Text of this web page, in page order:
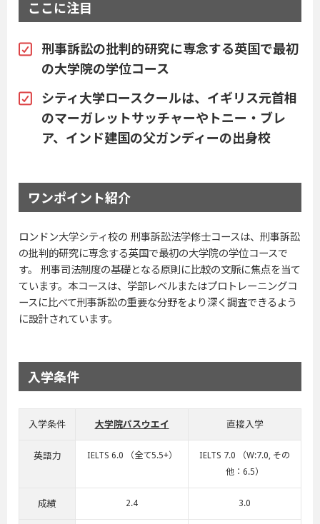
ここに注目
刑事訴訟の批判的研究に専念する英国で最初
の大学院の学位コース
シティ大学ロースクールは、イギリス元首相
のマーガレットサッチャーやトニー・ブレ
ア、インド建国の父ガンディーの出身校
ワンポイント紹介
ロンドン大学シティ校の 刑事訴訟法学修士コースは、刑事訴訟
の批判的研究に専念する英国で最初の大学院の学位コースで
す。 刑事司法制度の基礎となる原則に比較の文脈に焦点を当て
ています。本コースは、学部レベルまたはプロトレーニングコ
ースに比べて刑事訴訟の重要な分野をより深く調査できるよう
に設計されています。
入学条件
入学条件 大学院パスウエイ 直接入学
英語力 IELTS 6.0 （全て5.5+）
IELTS 7.0 （W:7.0, その
他：6.5）
成績 2.4 3.0